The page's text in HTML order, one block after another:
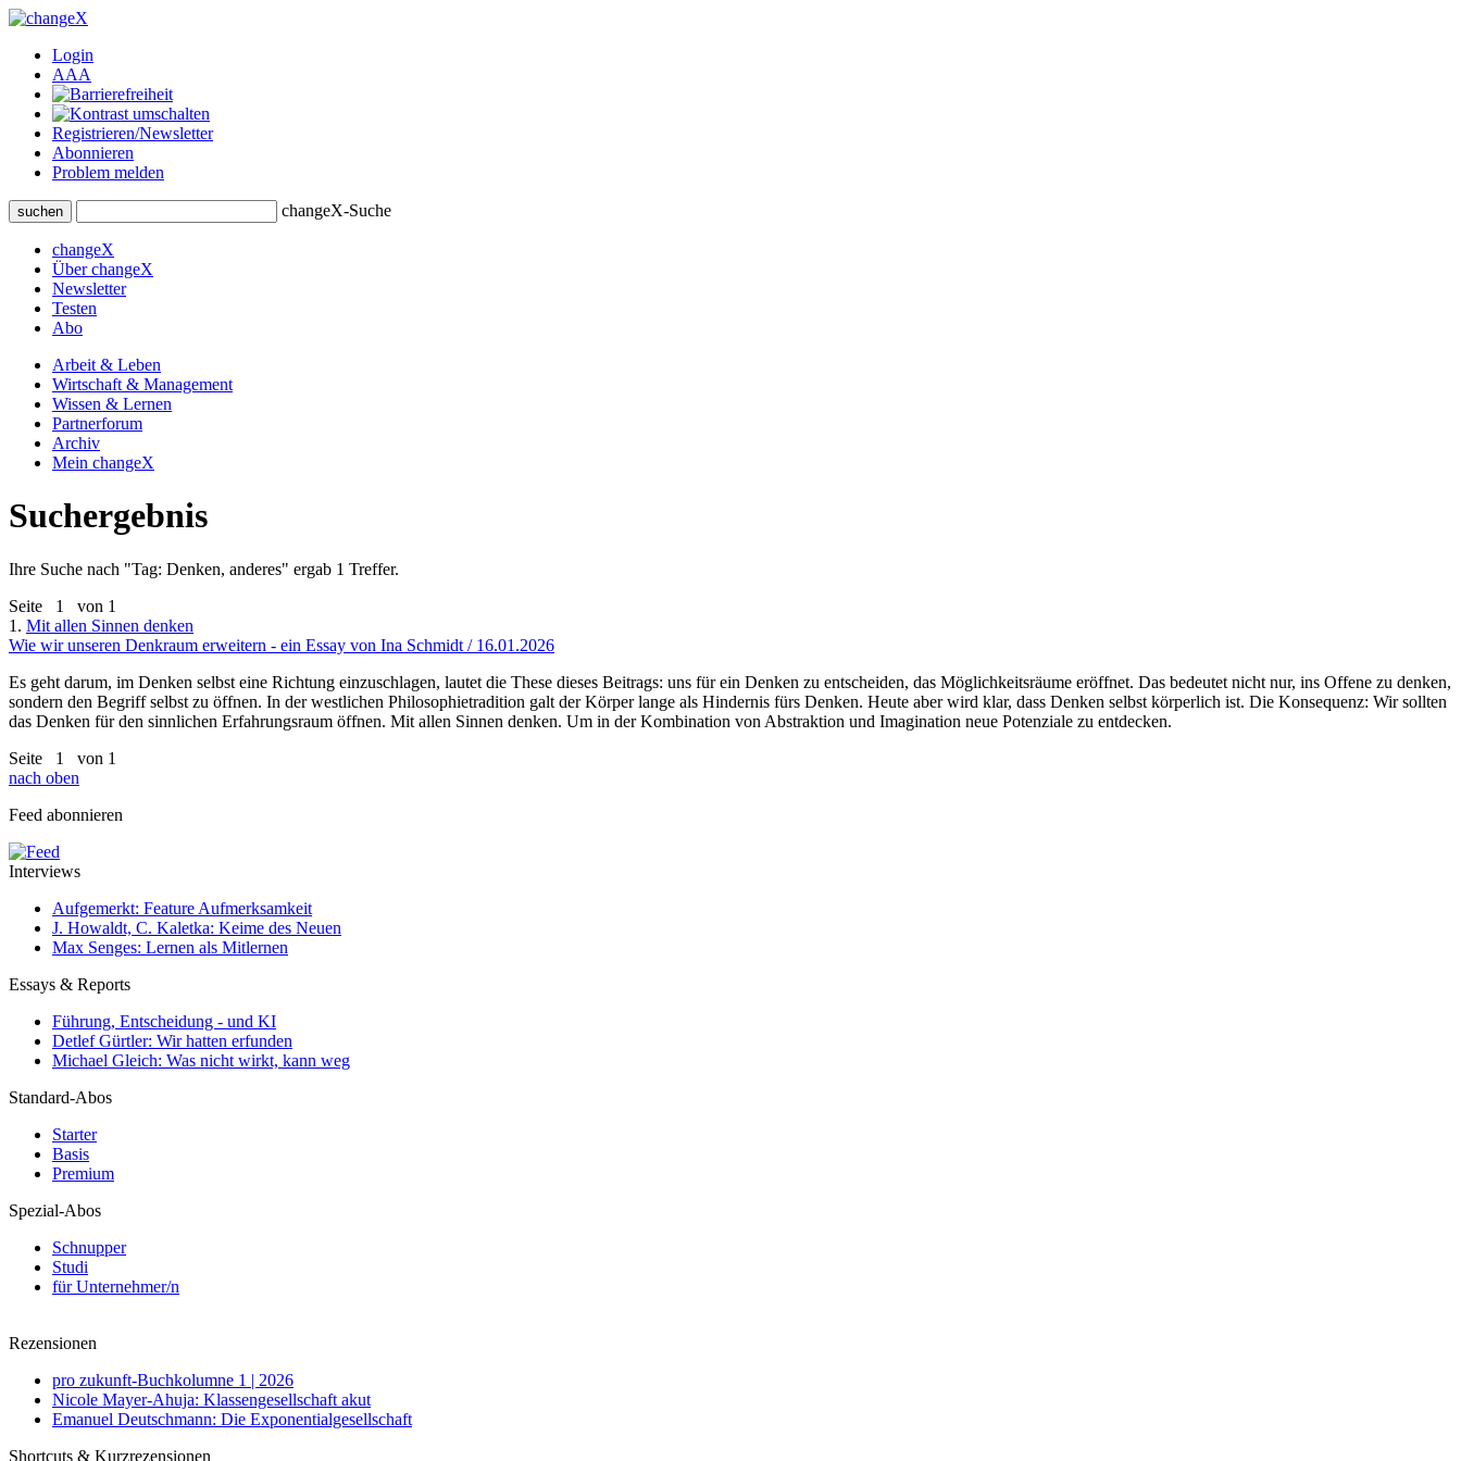
Login
AAA
Registrieren/Newsletter
Abonnieren
Problem melden
suchen changeX-Suche
changeX
Über changeX
Newsletter
Testen
Abo
Arbeit & Leben
Wirtschaft & Management
Wissen & Lernen
Partnerforum
Archiv
Mein changeX
Suchergebnis
Ihre Suche nach "Tag: Denken, anderes" ergab 1 Treffer.
Seite 1
von 1
1. Mit allen Sinnen denken
Wie wir unseren Denkraum erweitern - ein Essay von Ina Schmidt / 16.01.2026
Es geht darum, im Denken selbst eine Richtung einzuschlagen, lautet die These dieses Beitrags: uns für ein Denken zu entscheiden, das Möglichkeitsräume eröffnet. Das bedeutet nicht nur, ins Offene zu denken,
sondern den Begriff selbst zu öffnen. In der westlichen Philosophietradition galt der Körper lange als Hindernis fürs Denken. Heute aber wird klar, dass Denken selbst körperlich ist. Die Konsequenz: Wir sollten
das Denken für den sinnlichen Erfahrungsraum öffnen. Mit allen Sinnen denken. Um in der Kombination von Abstraktion und Imagination neue Potenziale zu entdecken.
Seite 1
von 1
nach oben
Feed abonnieren
Interviews
Aufgemerkt: Feature Aufmerksamkeit
J. Howaldt, C. Kaletka: Keime des Neuen
Max Senges: Lernen als Mitlernen
Essays & Reports
Führung, Entscheidung - und KI
Detlef Gürtler: Wir hatten erfunden
Michael Gleich: Was nicht wirkt, kann weg
Standard-Abos
Starter
Basis
Premium
Spezial-Abos
Schnupper
Studi
für Unternehmer/n
Rezensionen
pro zukunft-Buchkolumne 1 | 2026
Nicole Mayer-Ahuja: Klassengesellschaft akut
Emanuel Deutschmann: Die Exponentialgesellschaft
Shortcuts & Kurzrezensionen